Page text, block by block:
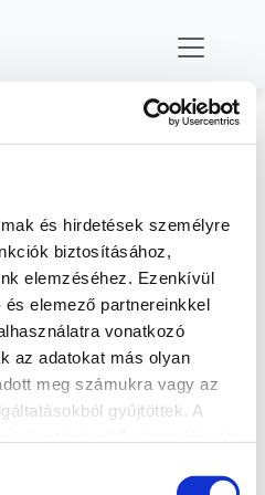
és hirdetések személyre
biztosításához,
elemzéséhez. Ezenkívül
elemező partnereinkkel
vonatkozó
az adatokat más olyan
meg számukra vagy az
gyűjtöttek. A
funkcióit mutatja be,
működéséhez